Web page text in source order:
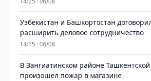
Узбекистан и Башкортостан
расширить деловое сотрудничество
14:15 · 06/08
В Зангиатинском районе Ташкентской
произошел пожар в магазине